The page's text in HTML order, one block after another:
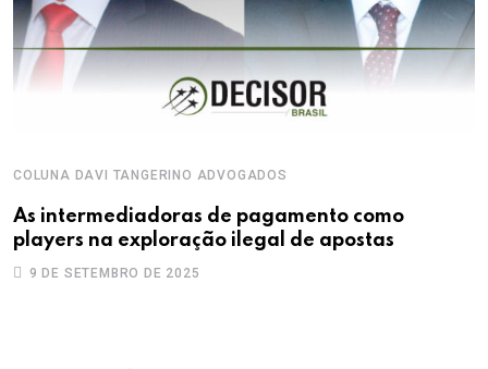
COLUNA DAVI TANGERINO ADVOGADOS
As intermediadoras de pagamento como
players na exploração ilegal de apostas
9 DE SETEMBRO DE 2025